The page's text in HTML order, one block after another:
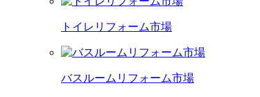
トイレリフォーム市場
バスルームリフォーム市場